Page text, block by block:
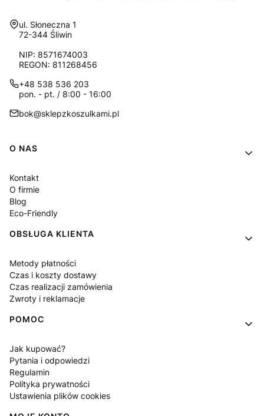
Adres:
ul. Słoneczna 1
72-344 Śliwin
NIP: 8571674003
REGON: 811268456
+48 538 536 203
pon. - pt. / 8:00 - 16:00
bok@sklepzkoszulkami.pl
Linki w stopce
O NAS
Kontakt
O firmie
Blog
Eco-Friendly
OBSŁUGA KLIENTA
Metody płatności
Czas i koszty dostawy
Czas realizacji zamówienia
Zwroty i reklamacje
POMOC
Jak kupować?
Pytania i odpowiedzi
Regulamin
Polityka prywatności
Ustawienia plików cookies